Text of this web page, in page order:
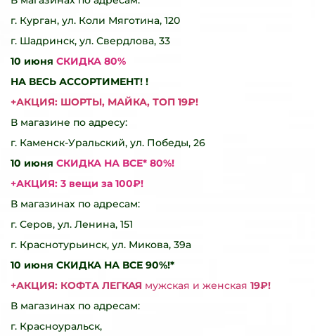
г. Курган, ул. Коли Мяготина, 120
г. Шадринск, ул. Свердлова, 33
10 июня СКИДКА 80%
НА ВЕСЬ АССОРТИМЕНТ! !
+АКЦИЯ: ШОРТЫ, МАЙКА, ТОП 19₽!
В магазине по адресу:
г. Каменск-Уральский, ул. Победы, 26
10 июня СКИДКА НА ВСЕ* 80%!
+АКЦИЯ: 3 вещи за 100₽!
В магазинах по адресам:
г. Серов, ул. Ленина, 151
г. Краснотурьинск, ул. Микова, 39а
10 июня СКИДКА НА ВСЕ 90%!*
+АКЦИЯ: КОФТА ЛЕГКАЯ мужская и женская 19₽!
В магазинах по адресам:
г. Красноуральск,